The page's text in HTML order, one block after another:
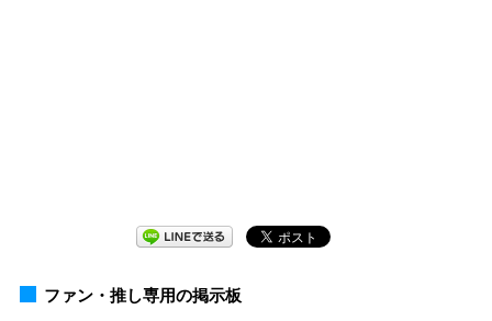
ファン・推し専用の掲示板